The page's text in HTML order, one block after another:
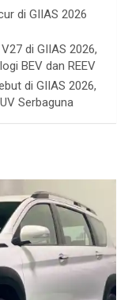
di GIIAS 2026
di GIIAS 2026,
BEV dan REEV
di GIIAS 2026,
Serbaguna